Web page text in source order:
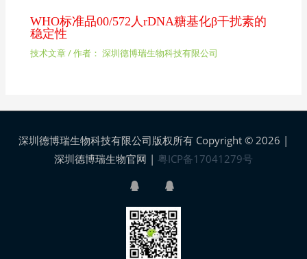
WHO标准品00/572人rDNA糖基化β干扰素的
稳定性
技术文章/ 作者： 深圳德博瑞生物科技有限公司
深圳德博瑞生物科技有限公司版权所有 Copyright © 2026 |
深圳德博瑞生物官网 | 粤ICP备17041279号